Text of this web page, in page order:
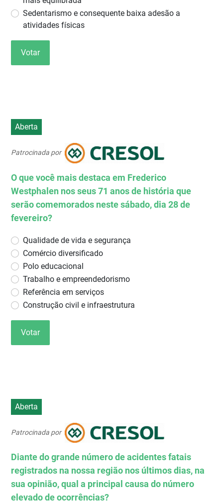
Sedentarismo e consequente baixa adesão a
atividades físicas
Votar
Aberta
Patrocinada por
O que você mais destaca em Frederico
Westphalen nos seus 71 anos de história que
serão comemorados neste sábado, dia 28 de
fevereiro?
Qualidade de vida e segurança
Comércio diversificado
Polo educacional
Trabalho e empreendedorismo
Referência em serviços
Construção civil e infraestrutura
Votar
Aberta
Patrocinada por
Diante do grande número de acidentes fatais
registrados na nossa região nos últimos dias, na
sua opinião, qual a principal causa do número
elevado de ocorrências?